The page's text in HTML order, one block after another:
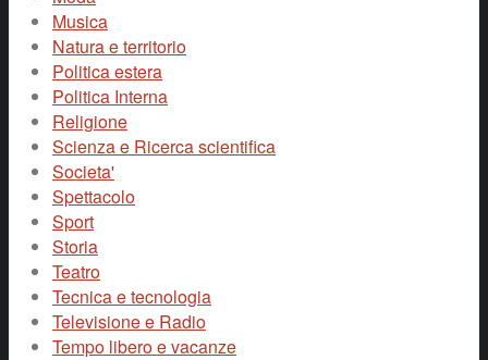
Musica
Natura e territorio
Politica estera
Politica Interna
Religione
Scienza e Ricerca scientifica
Societa'
Spettacolo
Sport
Storia
Teatro
Tecnica e tecnologia
Televisione e Radio
Tempo libero e vacanze